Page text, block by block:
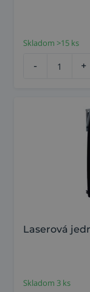
Skladom >15 ks
- +
Laserová
Skladom 3 ks